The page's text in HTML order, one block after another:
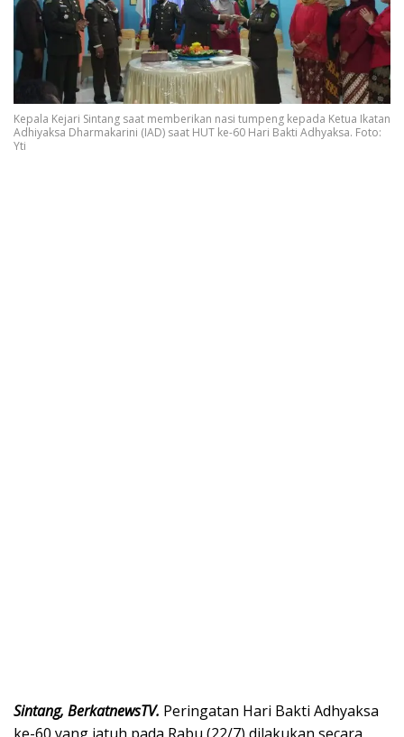
Kepala Kejari Sintang saat memberikan nasi tumpeng kepada Ketua Ikatan
Adhiyaksa Dharmakarini (IAD) saat HUT ke-60 Hari Bakti Adhyaksa. Foto:
Yti
Sintang, BerkatnewsTV. Peringatan Hari Bakti Adhyaksa